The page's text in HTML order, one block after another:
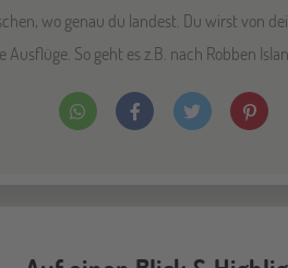
wo genau du landest. Du wirst von
So geht es z.B. nach Robben